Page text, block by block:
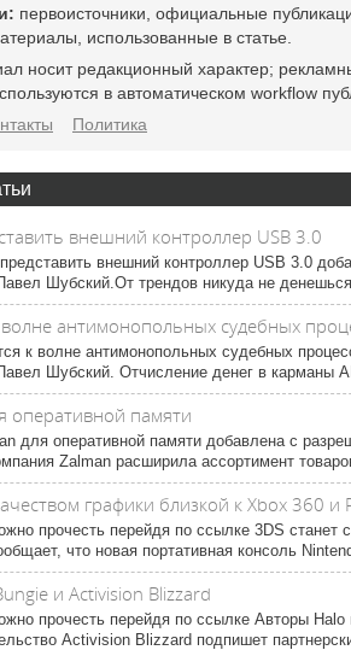
первоисточники, официальные
использованные в статье.
носит редакционный характер;
в автоматическом workflow
Политика
внешний контроллер USB 3.0
внешний контроллер USB 3.0
Шубский.От трендов никуда не
волне антимонопольных судебных
к волне антимонопольных судебных
Шубский. Отчисление денег в карманы
оперативной памяти
для оперативной памяти добавлена с
Zalman расширила ассортимент
графики близкой к Xbox 360 и
прочесть перейдя по ссылке 3DS
что новая портативная консоль
и Activision Blizzard
прочесть перейдя по ссылке Авторы
Activision Blizzard подпишет